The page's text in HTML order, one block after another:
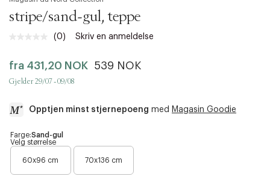
stripe/sand-gul, teppe
Ingen
Samme
sidelenke.
(0) Skriv en anmeldelse
fra 431,20 NOK 539 NOK
Gjelder 29/07 - 09/08
Opptjen minst stjernepoeng med Magasin Goodie
a
c
Farge:Sand-gul
Velg størrelse
60x96 cm 70x136 cm